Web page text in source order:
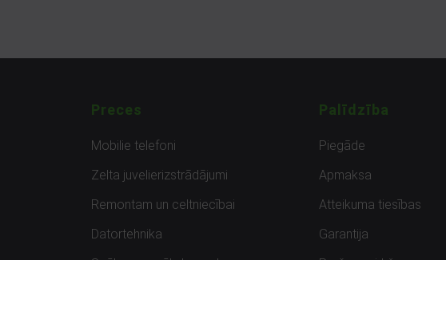
Preces
Mobilie telefoni
Zelta juvelierizstrādājumi
Remontam un celtniecībai
Datortehnika
Spēles un spēļu konsoles
Palīdzība
Piegāde
Apmaksa
Atteikuma tiesības
Garantija
Preču uzpirkšana